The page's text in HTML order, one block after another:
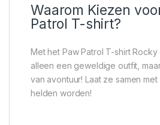
Waarom Kiezen
Patrol T-shirt?
Met het Paw Patrol T-shirt
alleen een geweldige outfit,
van avontuur! Laat ze samen
helden worden!